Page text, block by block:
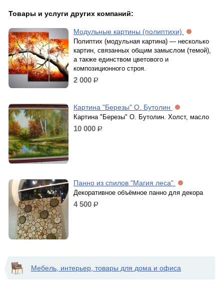
Товары и услуги других компаний:
Модульные картины (полиптихи)
Полиптих (модульная картина) — несколько
картин, связанных общим замыслом (темой),
а также единством цветового и
композиционного строя.
2 000 р.
Картина "Березы" О. Бутолин
Картина "Березы" О. Бутолин. Холст, масло
10 000 р.
Панно из спилов "Магия леса"
Декоративное объёмное панно для декора
4 500 р.
Мебель, интерьер, товары для дома и офиса